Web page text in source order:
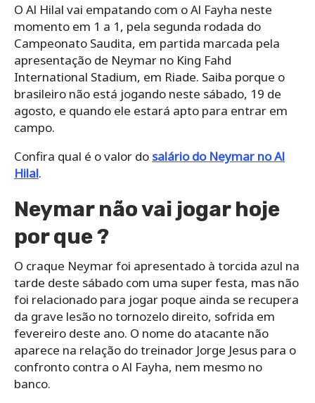
O Al Hilal vai empatando com o Al Fayha neste
momento em 1 a 1, pela segunda rodada do
Campeonato Saudita, em partida marcada pela
apresentação de Neymar no King Fahd
International Stadium, em Riade. Saiba porque o
brasileiro não está jogando neste sábado, 19 de
agosto, e quando ele estará apto para entrar em
campo.
Confira qual é o valor do salário do Neymar no Al
Hilal.
Neymar não vai jogar hoje
por que ?
O craque Neymar foi apresentado à torcida azul na
tarde deste sábado com uma super festa, mas não
foi relacionado para jogar poque ainda se recupera
da grave lesão no tornozelo direito, sofrida em
fevereiro deste ano. O nome do atacante não
aparece na relação do treinador Jorge Jesus para o
confronto contra o Al Fayha, nem mesmo no
banco.